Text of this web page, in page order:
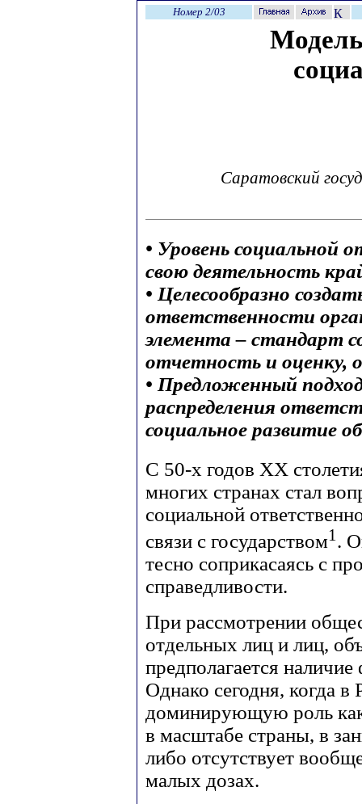
Номер 2/03
Саратовский
• Уровень социальной
свою деятельность
• Целесообразно
ответственности
элемента – стандарт
отчетность и оценку,
• Предложенный
распределения
социальное развитие
С 50-х годов ХХ
многих странах стал
социальной
связи с государством1 .
тесно соприкасаясь с
справедливости.
При рассмотрении
отдельных лиц и лиц,
предполагается
Однако сегодня, когда в
доминирующую роль
в масштабе страны, в
либо отсутствует
малых дозах.